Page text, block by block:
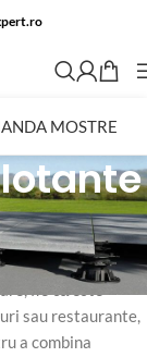
MOSTRE
din Gresie
fie că este
sau restaurante,
a combina